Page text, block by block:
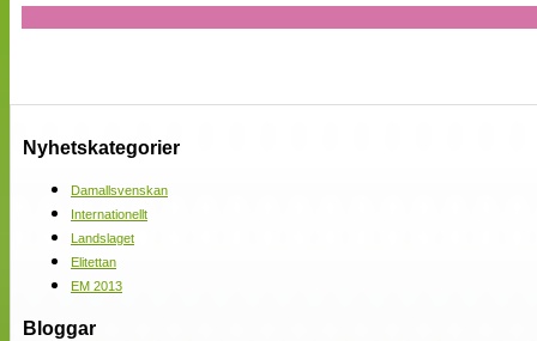
Nyhetskategorier
Damallsvenskan
Internationellt
Landslaget
Elitettan
EM 2013
Bloggar